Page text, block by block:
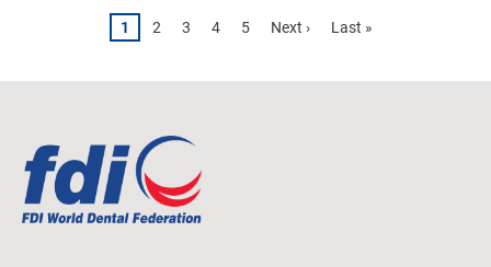
PaginationPage
1 Page
2 Page
3 Page
4 Page
5
Next
Next ›
Last
Last »